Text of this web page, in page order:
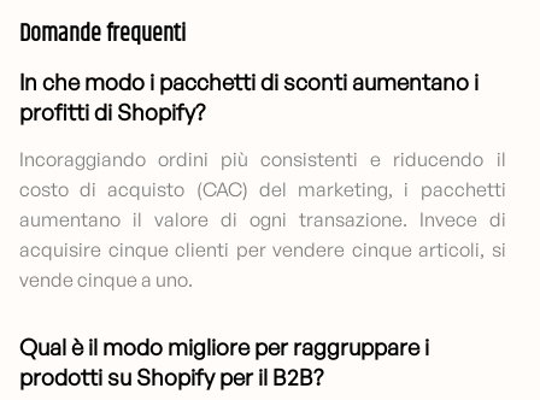
Domande frequenti
In che modo i pacchetti di sconti aumentano i
profitti di Shopify?
Incoraggiando ordini più consistenti e riducendo il
costo di acquisto (CAC) del marketing, i pacchetti
aumentano il valore di ogni transazione. Invece di
acquisire cinque clienti per vendere cinque articoli, si
vende cinque a uno.
Qual è il modo migliore per raggruppare i
prodotti su Shopify per il B2B?